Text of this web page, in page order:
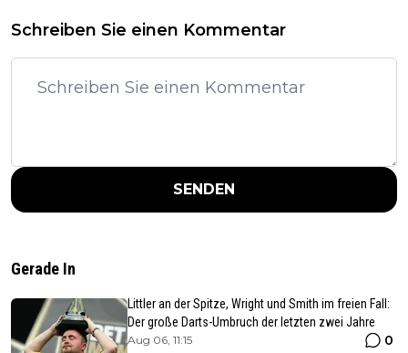
Schreiben Sie einen Kommentar
SENDEN
Gerade In
Littler an der Spitze, Wright und Smith im freien Fall:
Der große Darts-Umbruch der letzten zwei Jahre
Aug 06, 11:15 0